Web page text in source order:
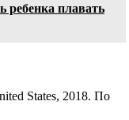
ребенка плавать
States, 2018. По